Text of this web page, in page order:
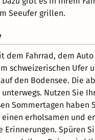
Seeufer grillen.
dem Fahrrad, dem
schweizerischen
den Bodensee. Die
Nutzen Sie
Sommertagen
erholsamen und
Spüren